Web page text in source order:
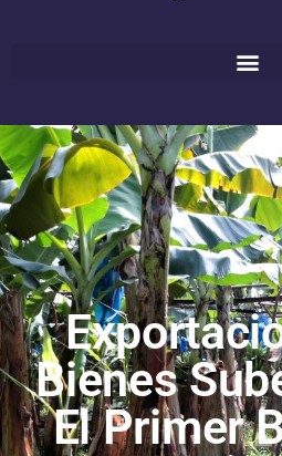
Bienes
El Primer